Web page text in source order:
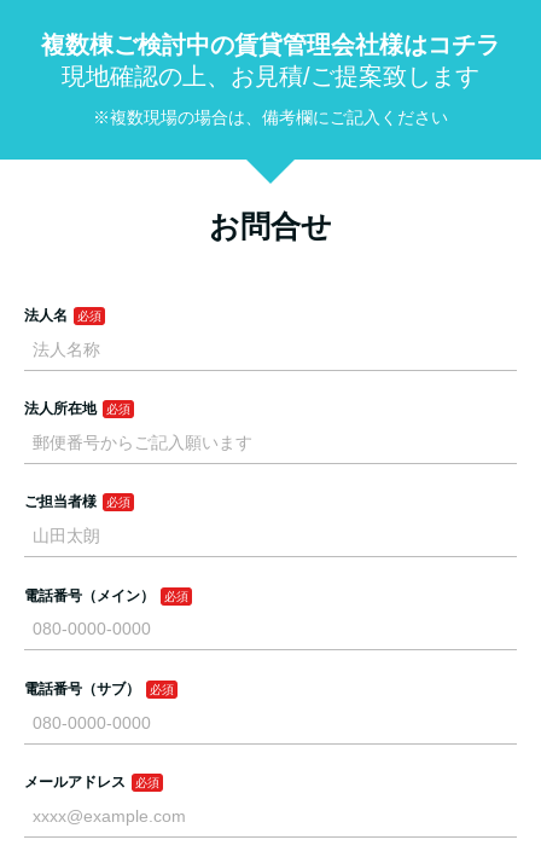
複数棟ご検討中の賃貸管理会社様はコチラ
現地確認の上、お見積/ご提案致します
※複数現場の場合は、備考欄にご記入ください